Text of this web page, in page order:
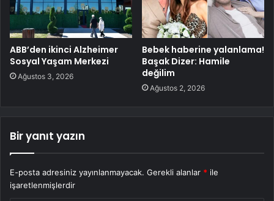
ABB’den ikinci Alzheimer
Sosyal Yaşam Merkezi
Ağustos 3, 2026
Bebek haberine yalanlama!
Başak Dizer: Hamile
değilim
Ağustos 2, 2026
Bir yanıt yazın
E-posta adresiniz yayınlanmayacak. Gerekli alanlar * ile
işaretlenmişlerdir